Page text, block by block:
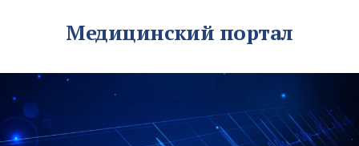
Медицинский портал